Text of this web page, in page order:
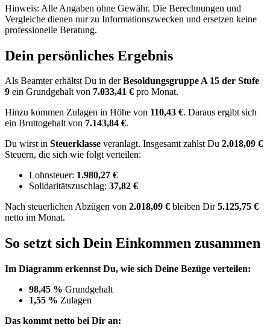
Hinweis: Alle Angaben ohne Gewähr. Die Berechnungen und
Vergleiche dienen nur zu Informationszwecken und ersetzen keine
professionelle Beratung.
Dein persönliches Ergebnis
Als Beamter erhältst Du in derBesoldungsgruppeA 15 der Stufe
9 ein Grundgehalt von 7.033,41 € pro Monat.
Hinzu kommen Zulagen in Höhe von 110,43 €. Daraus ergibt sich
ein Bruttogehalt von 7.143,84 €.
Du wirst in Steuerklasse veranlagt. Insgesamt zahlst Du 2.018,09 €
Steuern, die sich wie folgt verteilen:
Lohnsteuer: 1.980,27 €
Solidaritätszuschlag: 37,82 €
Nach steuerlichen Abzügen von 2.018,09 € bleiben Dir5.125,75 €
netto im Monat.
So setzt sich Dein Einkommen zusammen
Im Diagramm erkennst Du, wie sich Deine Bezüge verteilen:
98,45 % Grundgehalt
1,55 % Zulagen
Das kommt netto bei Dir an: